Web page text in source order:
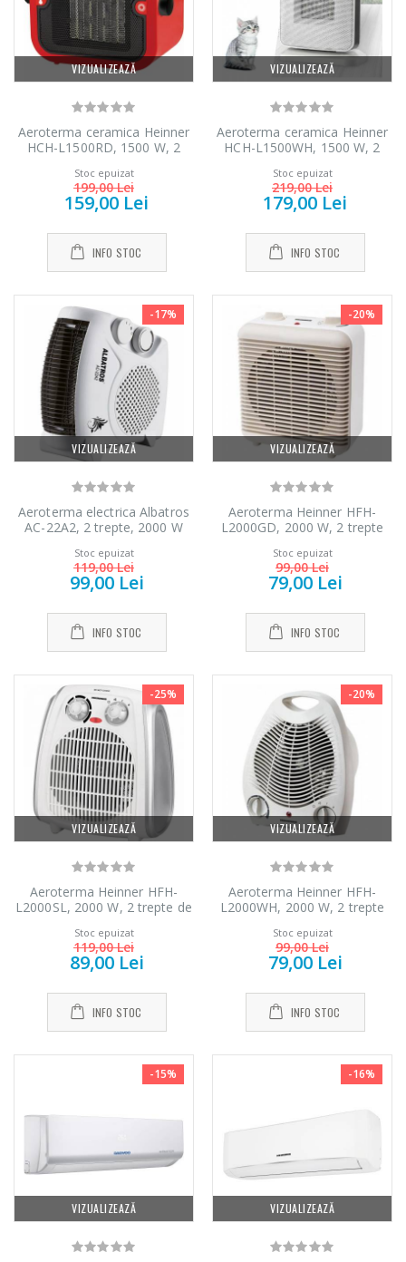
VIZUALIZEAZĂ
Aeroterma ceramica Heinner
HCH-L1500RD, 1500 W, 2
reglabil, Rosu
Stoc epuizat
199,00 Lei
159,00 Lei
INFO STOC
VIZUALIZEAZĂ
Aeroterma ceramica Heinner
HCH-L1500WH, 1500 W, 2
reglabil, Alb
Stoc epuizat
219,00 Lei
179,00 Lei
INFO STOC
VIZUALIZEAZĂ
-17%
Aeroterma electrica Albatros
AC-22A2, 2 trepte, 2000 W
Stoc epuizat
119,00 Lei
99,00 Lei
INFO STOC
VIZUALIZEAZĂ
-20%
Aeroterma Heinner HFH-
L2000GD, 2000 W, 2 trepte
Alb/Auriu
Stoc epuizat
99,00 Lei
79,00 Lei
INFO STOC
VIZUALIZEAZĂ
-25%
Aeroterma Heinner HFH-
L2000SL, 2000 W, 2 trepte de
Stoc epuizat
119,00 Lei
89,00 Lei
INFO STOC
VIZUALIZEAZĂ
-20%
Aeroterma Heinner HFH-
L2000WH, 2000 W, 2 trepte
Alb
Stoc epuizat
99,00 Lei
79,00 Lei
INFO STOC
VIZUALIZEAZĂ
-15%
VIZUALIZEAZĂ
-16%
-33%
automat Heinner
...
799,00 Lei
carne NobeLTek
199,00 Lei